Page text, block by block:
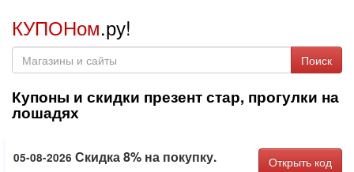
КУПОНом.ру!
Поиск
Купоны и скидки презент стар, прогулки на
лошадях
05-08-2026 Скидка 8% на покупку. Открыть код